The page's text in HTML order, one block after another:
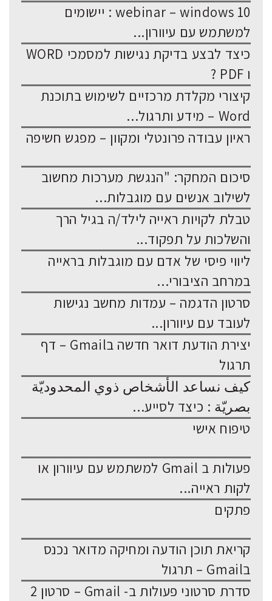
webinar – windows 10 : יישומים
למשתמש עם עיוורון...
כיצד לבצע בדיקת נגישות למסמכי WORD
ו PDF ?
קיצורי מקלדת מרכזיים לשימוש בתוכנת
Word – מידע ותרגול...
ראיון עבודה פרונטלי ומקוון – מפגש חשיפה
סיכום המחקר: "הנגשת מערכות מחשוב
לשילוב אנשים עם מוגבלות...
טבלת לקויות ראייה לילד/ה בגיל הרך
והשלכות על תפקוד...
ליווי פיסי של אדם עם מוגבלות בראייה
במרחב הציבורי...
סרטון הדגמה – עמדות מחשב נגישות
לעובד עם עיוורון...
יצירת הודעת דואר חדשה בGmail – דף
תרגול
كيف نساعد الأشخاص ذوي المحدوديّة
بصريّة : כיצד לסייע...
טיפוח אישי
פעולות ב Gmail למשתמש עם עיוורון או
לקות ראייה...
פתקים
קריאת תוכן הודעה ומחיקה מדואר נכנס
בGmail – תרגול
סדרת סרטוני פעולות ב- Gmail – סרטון 2